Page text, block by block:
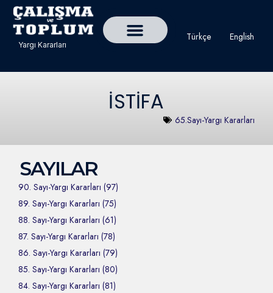
Türkçe English
Yargı Kararları
İSTİFA
65.Sayı-Yargı Kararları
SAYILAR
90. Sayı-Yargı Kararları (97)
89. Sayı-Yargı Kararları (75)
88. Sayı-Yargı Kararları (61)
87. Sayı-Yargı Kararları (78)
86. Sayı-Yargı Kararları (79)
85. Sayı-Yargı Kararları (80)
84. Sayı-Yargı Kararları (81)